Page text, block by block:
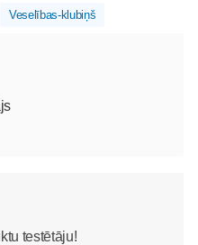
Veselības-klubiņš